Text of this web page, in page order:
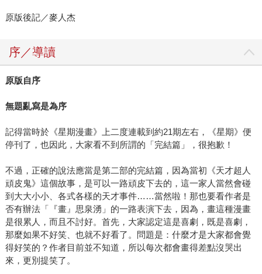
原版後記／麥人杰
序／導讀
原版自序
無題亂寫是為序
記得當時於《星期漫畫》上二度連載到約21期左右，《星期》便
停刊了，也因此，大家看不到所謂的「完結篇」，很抱歉！
不過，正確的說法應當是第二部的完結篇，因為當初《天才超人
頑皮鬼》這個故事，是可以一路頑皮下去的，這一家人當然會碰
到大大小小、各式各樣的天才事件……當然啦！那也要看作者是
否有辦法「『畫』思泉湧」的一路表演下去，因為，畫這種漫畫
是很累人，而且不討好。首先，大家認定這是喜劇，既是喜劇，
那麼如果不好笑、也就不好看了。問題是：什麼才是大家都會覺
得好笑的？作者目前並不知道，所以每次都會畫得差點沒哭出
來，更別提笑了。